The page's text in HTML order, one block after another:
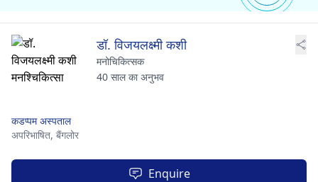
डॉ. विजयलक्ष्मी कशी
मनोचिकित्सक
40 साल का अनुभव
कडप्पम अस्पताल
अपरिभाषित, बैंगलोर
Enquire